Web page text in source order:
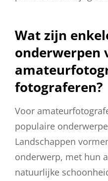
Wat zijn
onderwerpen
fotograferen?
Voor
populaire
Landschappen
onderwerp, met hun
natuurlijke